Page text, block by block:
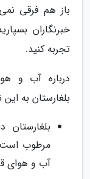
باز هم فرقی
خبرنگاران
تجربه کنید.
درباره آب و
بلغارستان به
مرطوب است
آب و هوای